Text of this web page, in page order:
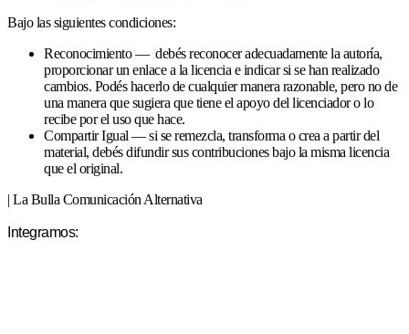
Bajo las siguientes condiciones:
Reconocimiento — debés reconocer adecuadamente la autoría,
proporcionar un enlace a la licencia e indicar si se han realizado
cambios. Podés hacerlo de cualquier manera razonable, pero no de
una manera que sugiera que tiene el apoyo del licenciador o lo
recibe por el uso que hace.
Compartir Igual — si se remezcla, transforma o crea a partir del
material, debés difundir sus contribuciones bajo la misma licencia
que el original.
| La Bulla Comunicación Alternativa
Integramos: